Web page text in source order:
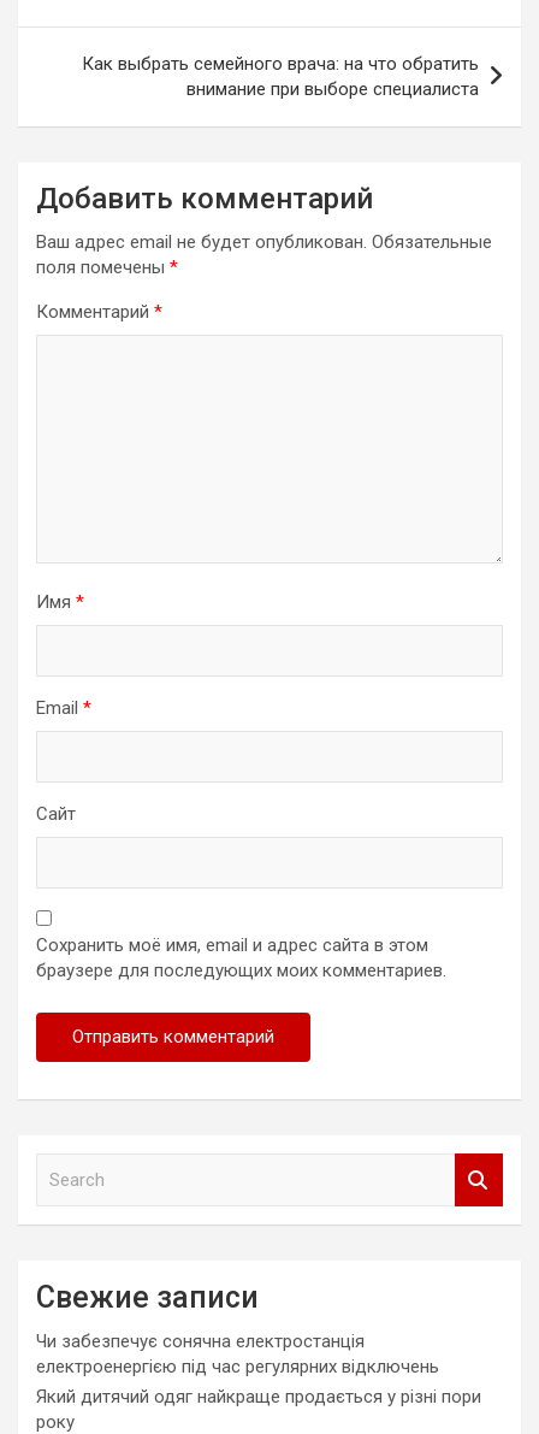
записям
Как выбрать семейного врача: на что обратить
внимание при выборе специалиста
Добавить комментарий
Ваш адрес email не будет опубликован. Обязательные
поля помечены *
Комментарий *
Имя *
Email *
Сайт
Сохранить моё имя, email и адрес сайта в этом
браузере для последующих моих комментариев.
h
Свежие записи
Чи забезпечує сонячна електростанція
електроенергією під час регулярних відключень
Який дитячий одяг найкраще продається у різні пори
року